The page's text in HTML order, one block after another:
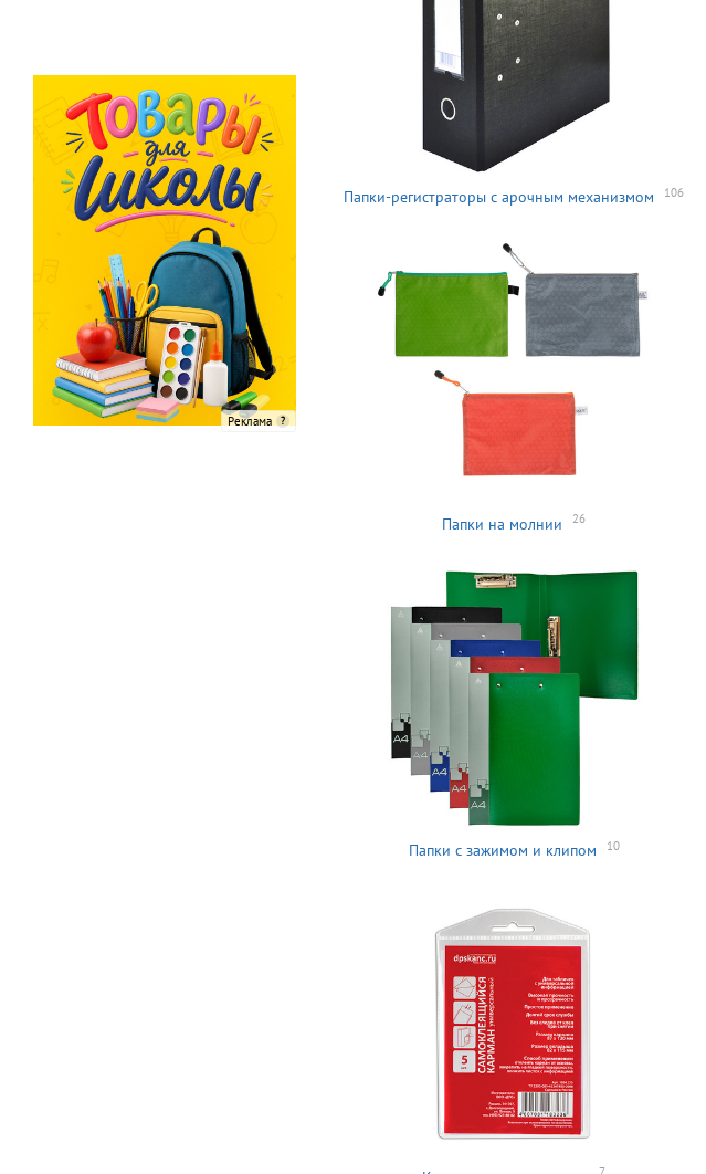
Реклама
Папки-регистраторы с арочным механизмом 106
Папки на молнии 26
Папки с зажимом и клипом 10